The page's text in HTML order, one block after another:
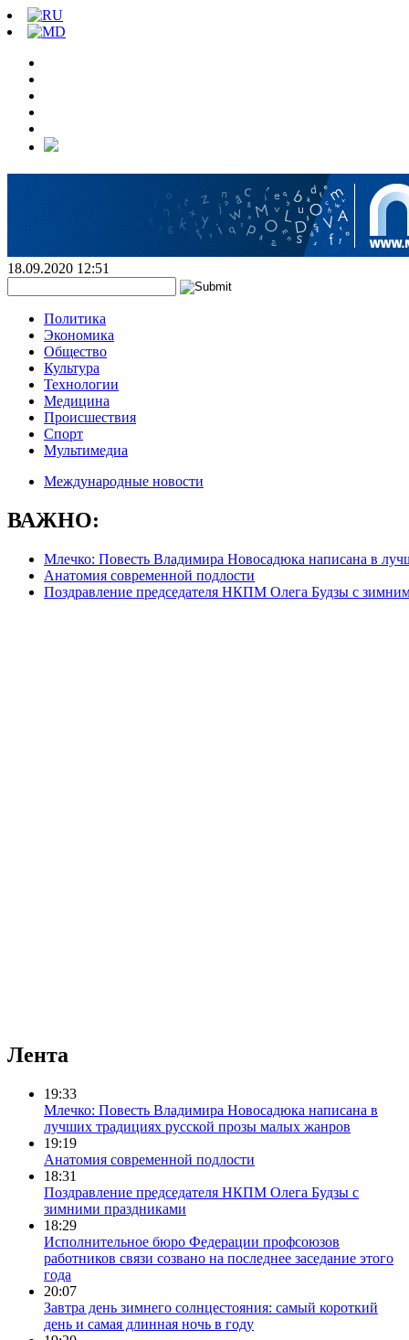
18.09.2020 12:51
Политика
Экономика
Общество
Культура
Технологии
Медицина
Происшествия
Спорт
Мультимедиа
Международные новости
ВАЖНО:
Млечко: Повесть Владимира Новосадюка написана в
Анатомия современной подлости
Поздравление председателя НКПМ Олега Будзы с
Лента
19:33
Млечко: Повесть Владимира Новосадюка написана в
лучших традициях русской прозы малых жанров
19:19
Анатомия современной подлости
18:31
Поздравление председателя НКПМ Олега Будзы с
зимними праздниками
18:29
Исполнительное бюро Федерации профсоюзов
работников связи созвано на последнее заседание этого
года
20:07
Завтра день зимнего солнцестояния: самый короткий
день и самая длинная ночь в году